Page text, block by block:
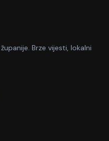
Brze vijesti, lokalni